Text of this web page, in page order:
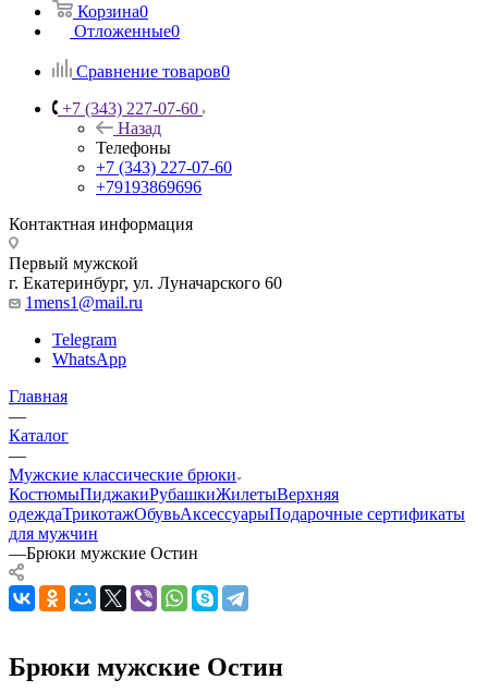
Корзина0
Отложенные0
Сравнение товаров0
+7 (343) 227-07-60
Назад
Телефоны
+7 (343) 227-07-60
+79193869696
Контактная информация
Первый мужской
г. Екатеринбург, ул. Луначарского 60
1mens1@mail.ru
Telegram
WhatsApp
Главная
—
Каталог
—
Мужские классические брюки
КостюмыПиджакиРубашкиЖилетыВерхняя
одеждаТрикотажОбувьАксессуарыПодарочные сертификаты
для мужчин
—Брюки мужские Остин
Брюки мужские Остин